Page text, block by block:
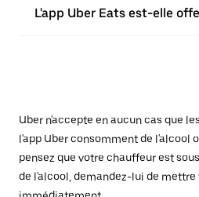
L'app Uber Eats est-elle
Uber n'accepte en aucun cas que
l'app Uber consomment de l'alcool
pensez que votre chauffeur est
de l'alcool, demandez-lui de mettre